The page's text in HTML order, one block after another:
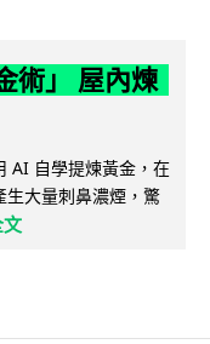
術」 屋內煉
AI 自學提煉黃金，在
生大量刺鼻濃煙，驚